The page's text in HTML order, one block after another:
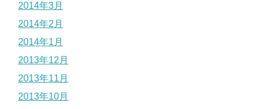
2014年3月
2014年2月
2014年1月
2013年12月
2013年11月
2013年10月